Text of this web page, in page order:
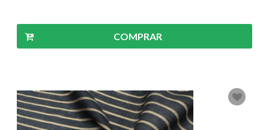
COMPRAR